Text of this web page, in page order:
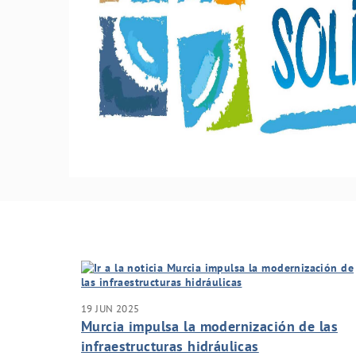
19 JUN 2025
Murcia impulsa la modernización de las
infraestructuras hidráulicas